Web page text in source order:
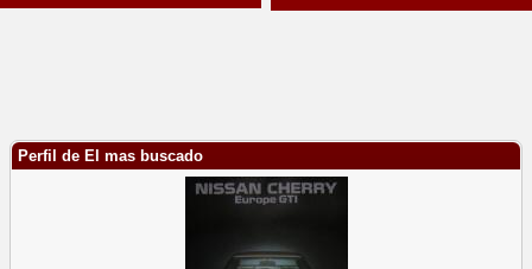
Perfil de El mas buscado